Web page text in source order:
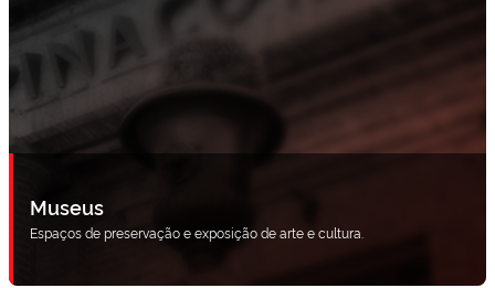
Museus
Espaços de preservação e exposição de arte e cultura.